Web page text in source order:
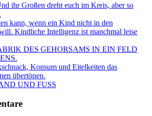
ihr Großen dreht euch im Kreis, aber so
kann, wenn ein Kind nicht in den
Kindliche Intelligenz ist manchmal leise
DES GEHORSAMS IN EIN FELD
Konsum und Eitelkeiten das
übertönen.
UND FUSS